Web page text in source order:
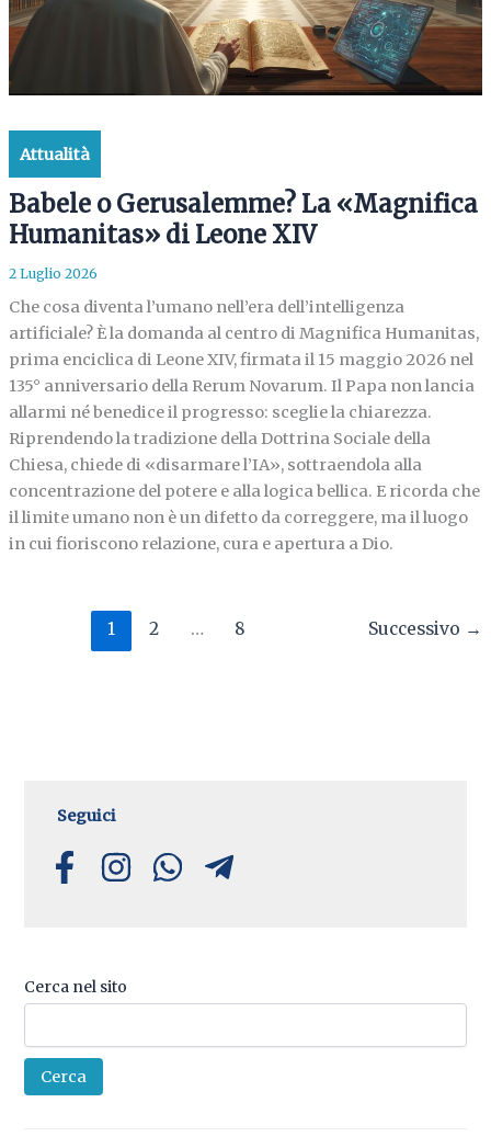
Attualità
Babele o Gerusalemme? La «Magnifica
Humanitas» di Leone XIV
2 Luglio 2026
Che cosa diventa l’umano nell’era dell’intelligenza
artificiale? È la domanda al centro di Magnifica Humanitas,
prima enciclica di Leone XIV, firmata il 15 maggio 2026 nel
135° anniversario della Rerum Novarum. Il Papa non lancia
allarmi né benedice il progresso: sceglie la chiarezza.
Riprendendo la tradizione della Dottrina Sociale della
Chiesa, chiede di «disarmare l’IA», sottraendola alla
concentrazione del potere e alla logica bellica. E ricorda che
il limite umano non è un difetto da correggere, ma il luogo
in cui fioriscono relazione, cura e apertura a Dio.
1 2 … 8 Successivo →
Seguici
Cerca nel sito
Cerca